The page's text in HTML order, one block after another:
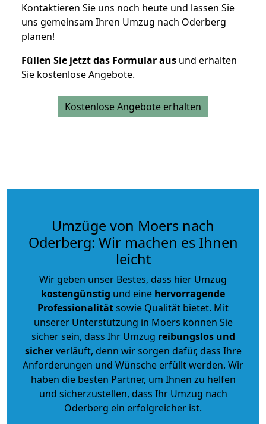
Kontaktieren Sie uns noch heute und lassen Sie
uns gemeinsam Ihren Umzug nach Oderberg
planen!
Füllen Sie jetzt das Formular aus und erhalten
Sie kostenlose Angebote.
Kostenlose Angebote erhalten
Umzüge von Moers nach
Oderberg: Wir machen es Ihnen
leicht
Wir geben unser Bestes, dass hier Umzug
kostengünstig und eine hervorragende
Professionalitätsowie Qualität bietet. Mit
unserer Unterstützung in Moers können Sie
sicher sein, dass Ihr Umzug reibungslos und
sicherverläuft, denn wir sorgen dafür, dass Ihre
Anforderungen und Wünsche erfüllt werden. Wir
haben die besten Partner, um Ihnen zu helfen
und sicherzustellen, dass Ihr Umzug nach
Oderberg ein erfolgreicher ist.